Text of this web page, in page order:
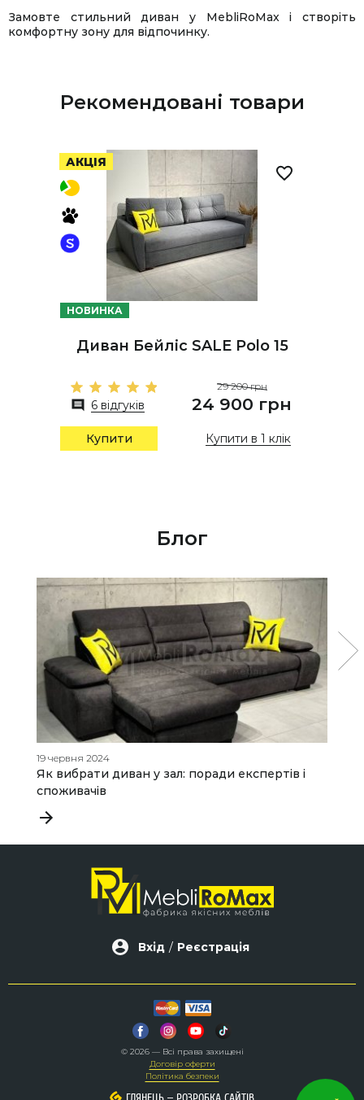
Замовте стильний диван у MebliRoMax і створіть
комфортну зону для відпочинку.
Рекомендовані товари
АКЦІЯ
НОВИНКА
Диван Бейліс SALE Polo 15
6 відгуків
29 200 грн
24 900 грн
Купити Купити в 1 клік
Блог
19 червня 2024
Як вибрати диван у зал: поради експертів і
споживачів
Вхід / Реєстрація
© 2026 — Всі права захищені
Договір оферти
Політика безпеки